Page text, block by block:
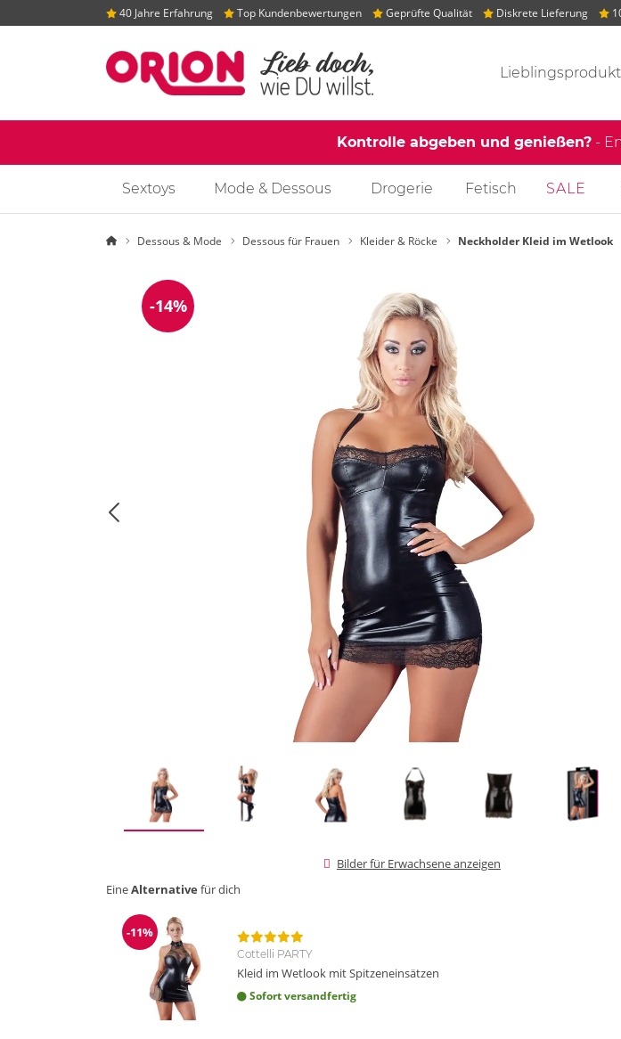
40 Jahre Erfahrung Top Kundenbewertungen Geprüfte Qualität Diskrete Lieferung
Suchvorschläge
Kontrolle abgeben und genießen? -
Sextoys Mode & Dessous Drogerie Fetisch SALE
StartseiteDessous & Mode Dessous für Frauen Kleider & Röcke Neckholder Kleid im Wetlook
Reduzierung
-14%
Bilder für Erwachsene anzeigen
EineAlternative für dich
Reduzierung
-11%
Cottelli PARTY
Kleid im Wetlook mit Spitzeneinsätzen
Sofort versandfertig